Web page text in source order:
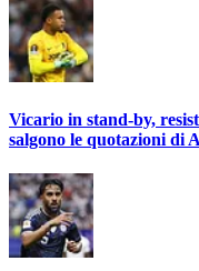
Vicario in stand-by,
salgono le quotazioni di